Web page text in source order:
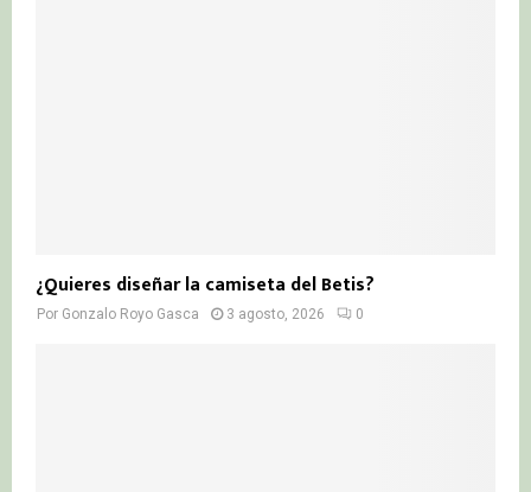
¿Quieres diseñar la camiseta del Betis?
Por Gonzalo Royo Gasca 3 agosto, 2026 0